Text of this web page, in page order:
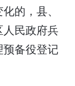
的，县、
民政府兵
备役登记